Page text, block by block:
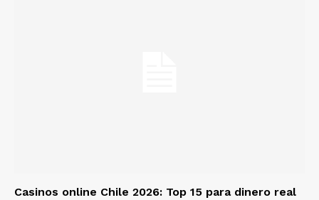
Casinos online Chile 2026: Top 15 para dinero real